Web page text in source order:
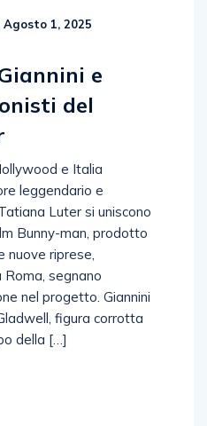
Agosto 1, 2025
e
del
e Italia
leggendario e
Luter si uniscono
Bunny-man, prodotto
nuove riprese,
segnano
nel progetto. Giannini
figura corrotta
della […]